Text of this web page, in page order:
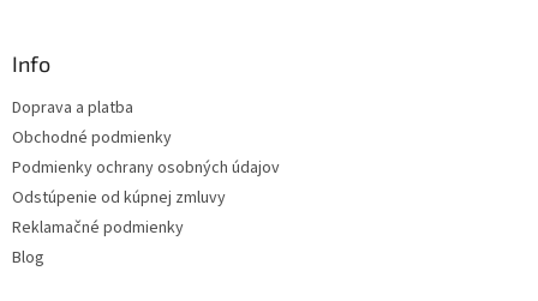
Info
Doprava a platba
Obchodné podmienky
Podmienky ochrany osobných údajov
Odstúpenie od kúpnej zmluvy
Reklamačné podmienky
Blog